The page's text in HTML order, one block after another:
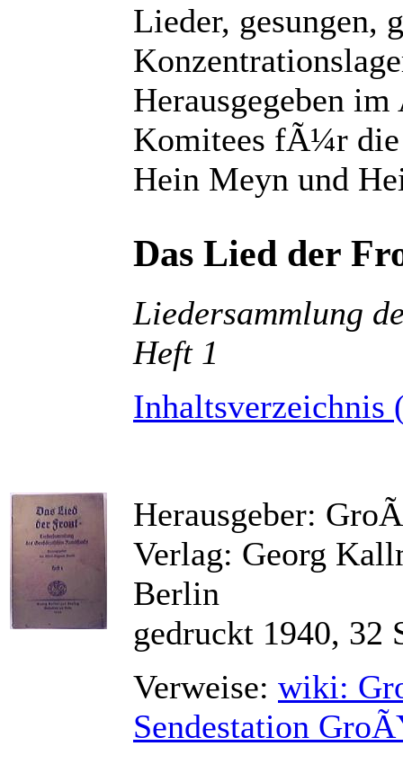
Lieder, gesungen,
Herausgegeben im
Komitees fÃ¼r die
Hein Meyn und
Das Lied der
Liedersammlung
Heft 1
Inhaltsverzeichnis
Herausgeber:
Verlag: Georg
Berlin
gedruckt 1940, 32
Verweise: wiki:
Sendestation